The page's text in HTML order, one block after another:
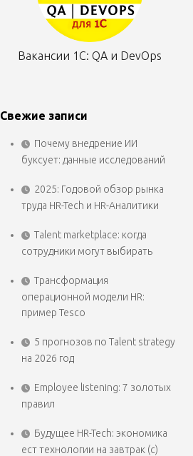
Вакансии 1С: QA и DevOps
Свежие записи
Почему внедрение ИИ
буксует: данные исследований
2025: Годовой обзор рынка
труда HR-Tech и HR-Аналитики
Talent marketplace: когда
сотрудники могут выбирать
Трансформация
операционной модели HR:
пример Tesco
5 прогнозов по Talent strategy
на 2026 год
Employee listening: 7 золотых
правил
Будущее HR-Tech: экономика
ест технологии на завтрак (с)